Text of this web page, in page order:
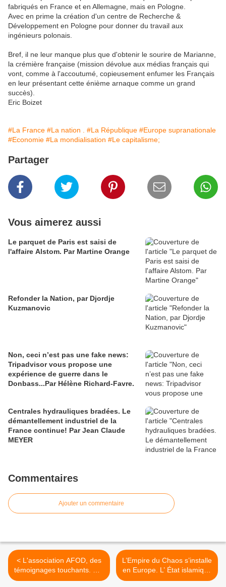
fabriqués en France et en Allemagne, mais en Pologne.
Avec en prime la création d'un centre de Recherche &
Développement en Pologne pour donner du travail aux
ingénieurs polonais.
Bref, il ne leur manque plus que d'obtenir le sourire de Marianne,
la crémière française (mission dévolue aux médias français qui
vont, comme à l'accoutumé, copieusement enfumer les Français
en leur présentant cette énième arnaque comme un grand
succès).
Eric Boizet
#La France #La nation . #La République #Europe supranationale
#Economie #La mondialisation #Le capitalisme;
Partager
Vous aimerez aussi
Le parquet de Paris est saisi de
l'affaire Alstom. Par Martine Orange
Refonder la Nation, par Djordje
Kuzmanovic
Non, ceci n’est pas une fake news:
Tripadvisor vous propose une
expérience de guerre dans le
Donbass...Par Hélène Richard-Favre.
Centrales hydrauliques bradées. Le
démantellement industriel de la
France continue! Par Jean Claude
MEYER
Commentaires
Ajouter un commentaire
< L'association AFOD, des
témoignages touchants. Par
Ekateryna Matvienko.
L’Empire du Chaos s’installe
en Europe. L’ État islamique
en Ukraine. - Le blog de